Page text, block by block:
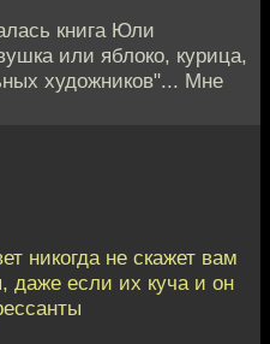
книга Юли
или яблоко, курица,
художников"... Мне
никогда не скажет вам
даже если их куча и он